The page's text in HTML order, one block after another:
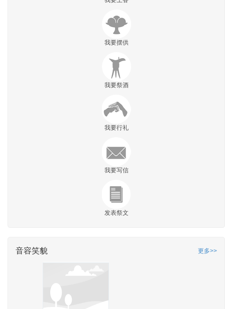
我要摆供
我要祭酒
我要行礼
我要写信
发表祭文
音容笑貌 更多>>